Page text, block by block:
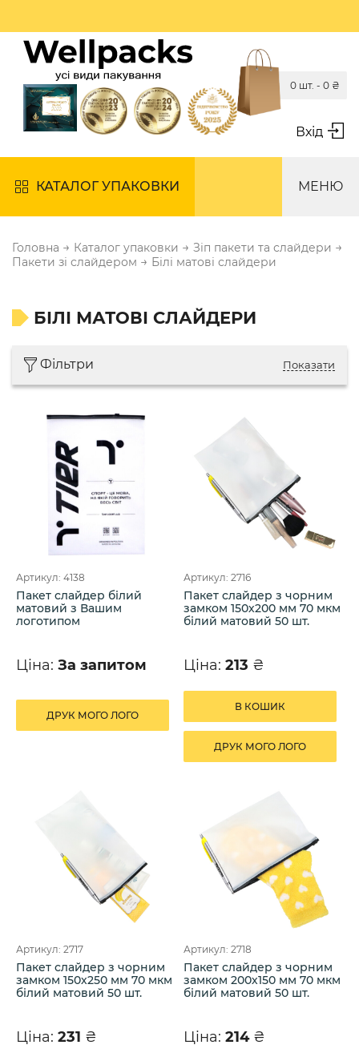
Вхід
0 шт. - 0 ₴
КАТАЛОГ УПАКОВКИ МЕНЮ
Головна → Каталог упаковки → Зіп пакети та слайдери →
Пакети зі слайдером → Білі матові слайдери
БІЛІ МАТОВІ СЛАЙДЕРИ
Фільтри Показати
Артикул: 4138
Пакет слайдер білий
матовий з Вашим
логотипом
Ціна: За запитом
ДРУК МОГО ЛОГО
Артикул: 2716
Пакет слайдер з чорним
замком 150х200 мм 70 мкм
білий матовий 50 шт.
Ціна: 213 ₴
В КОШИК
ДРУК МОГО ЛОГО
Артикул: 2717
Пакет слайдер з чорним
замком 150х250 мм 70 мкм
білий матовий 50 шт.
Ціна: 231 ₴
Артикул: 2718
Пакет слайдер з чорним
замком 200х150 мм 70 мкм
білий матовий 50 шт.
Ціна: 214 ₴